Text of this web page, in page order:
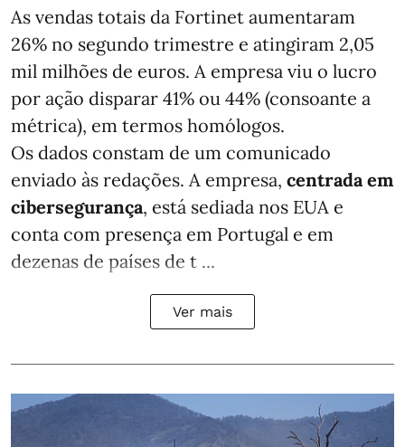
As vendas totais da Fortinet aumentaram
26% no segundo trimestre e atingiram 2,05
mil milhões de euros. A empresa viu o lucro
por ação disparar 41% ou 44% (consoante a
métrica), em termos homólogos.
Os dados constam de um comunicado
enviado às redações. A empresa, centrada em
cibersegurança, está sediada nos EUA e
conta com presença em Portugal e em
dezenas de países de t ...
Ver mais